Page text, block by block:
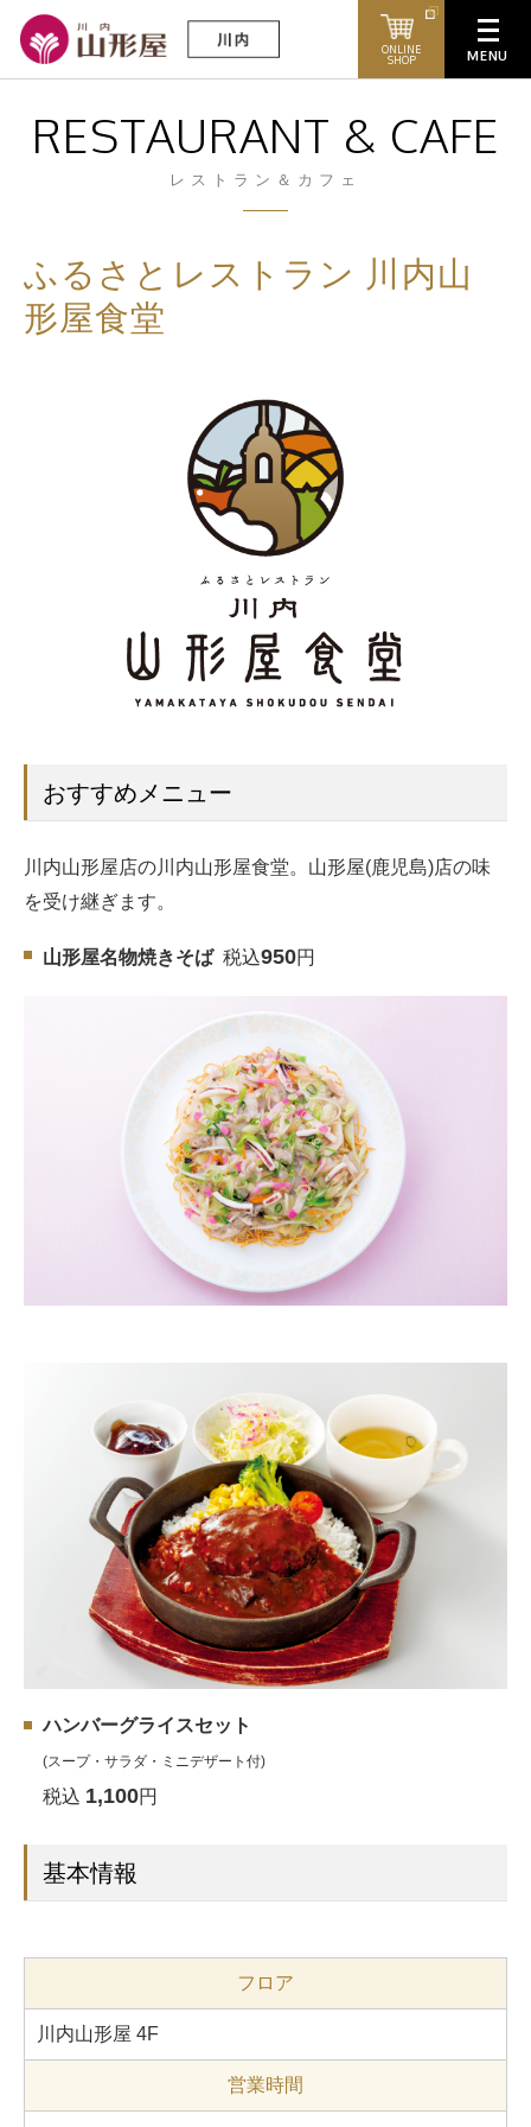
ONLINE
SHOP
RESTAURANT & CAFE
レストラン＆カフェ
ふるさとレストラン 川内山
形屋食堂
おすすめメニュー
川内山形屋店の川内山形屋食堂。山形屋(鹿児島)店の味
を受け継ぎます。
山形屋名物焼きそば税込950円
ハンバーグライスセット
(スープ・サラダ・ミニデザート付)
税込 1,100円
基本情報
フロア
川内山形屋 4F
営業時間